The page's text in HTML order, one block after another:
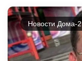
Новости Дома-2